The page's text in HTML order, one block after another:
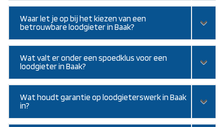
Waar let je op bij het kiezen van een
betrouwbare loodgieter in Baak?
Wat valt er onder een spoedklus voor een
loodgieter in Baak?
Wat houdt garantie op loodgieterswerk in Baak
in?